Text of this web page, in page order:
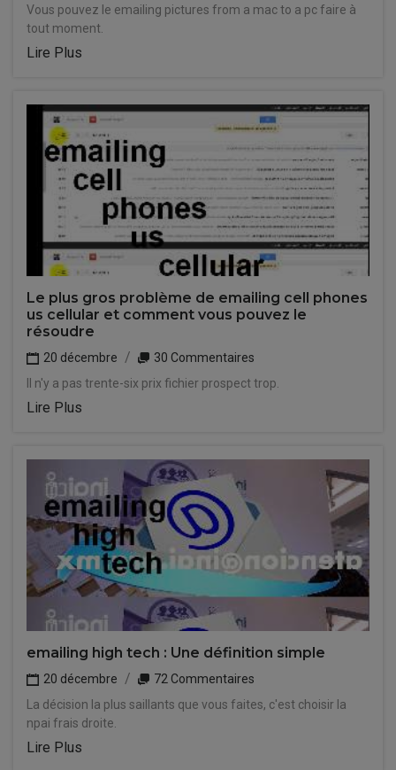
Vous pouvez le emailing pictures from a mac to a pc faire à
tout moment.
Lire Plus
Le plus gros problème de emailing cell phones
us cellular et comment vous pouvez le
résoudre
20 décembre
30 Commentaires
Il n'y a pas trente-six prix fichier prospect trop.
Lire Plus
emailing high tech : Une définition simple
20 décembre
72 Commentaires
La décision la plus saillants que vous faites, c'est choisir la
npai frais droite.
Lire Plus